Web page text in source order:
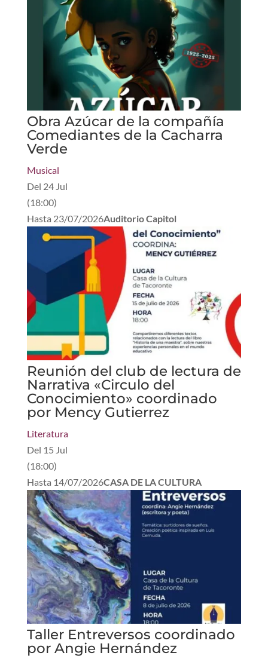
Obra Azúcar de la compañía
Comediantes de la Cacharra
Verde
Musical
Del 24 Jul
(18:00)
Hasta 23/07/2026Auditorio Capitol
Reunión del club de lectura de
Narrativa «Circulo del
Conocimiento» coordinado
por Mency Gutierrez
Literatura
Del 15 Jul
(18:00)
Hasta 14/07/2026CASA DE LA CULTURA
Taller Entreversos coordinado
por Angie Hernández